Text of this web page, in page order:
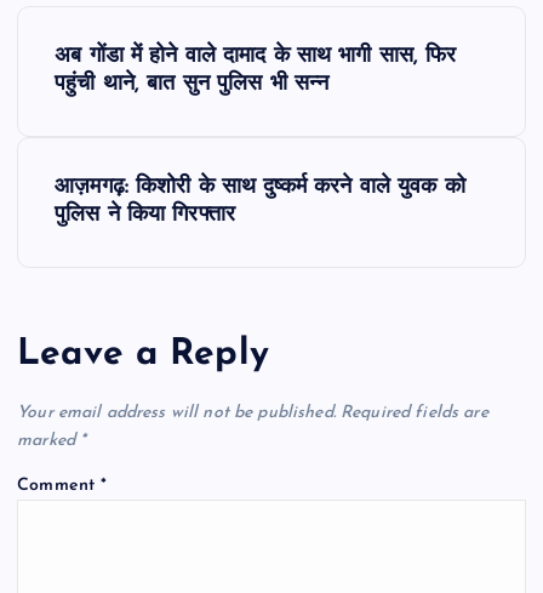
a
v
i
अब गोंडा में होने वाले दामाद के साथ भागी सास, फिर
पहुंची थाने, बात सुन पुलिस भी सन्न
आज़मगढ़: किशोरी के साथ दुष्कर्म करने वाले युवक को
पुलिस ने किया गिरफ्तार
Leave a Reply
Your email address will not be published. Required fields are
marked *
Comment*